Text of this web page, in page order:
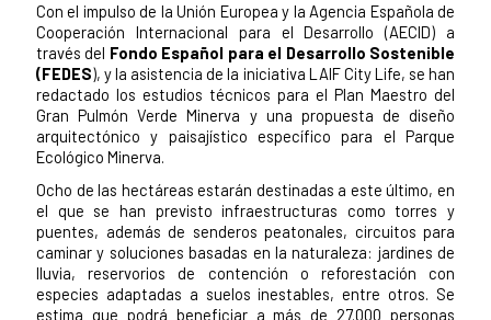
Con el impulso de la Unión Europea y la Agencia Española de
Cooperación Internacional para el Desarrollo (AECID) a
través del Fondo Español para el Desarrollo Sostenible
(FEDES), y la asistencia de la iniciativa LAIF City Life, se han
redactado los estudios técnicos para el Plan Maestro del
Gran Pulmón Verde Minerva y una propuesta de diseño
arquitectónico y paisajístico específico para el Parque
Ecológico Minerva.
Ocho de las hectáreas estarán destinadas a este último, en
el que se han previsto infraestructuras como torres y
puentes, además de senderos peatonales, circuitos para
caminar y soluciones basadas en la naturaleza: jardines de
lluvia, reservorios de contención o reforestación con
especies adaptadas a suelos inestables, entre otros. Se
estima que podrá beneficiar a más de 27.000 personas